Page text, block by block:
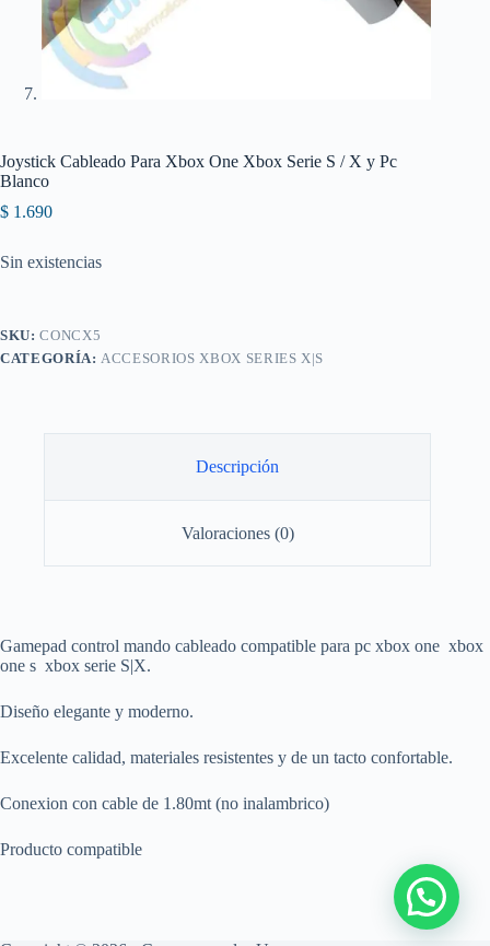
Joystick Cableado Para Xbox One Xbox Serie S / X y Pc
Blanco
$ 1.690
Sin existencias
SKU:CONCX5
CATEGORÍA:ACCESORIOS XBOX SERIES X|S
Descripción
Valoraciones (0)
Gamepad control mando cableado compatible para pc xbox one xbox
one s xbox serie S|X.
Diseño elegante y moderno.
Excelente calidad, materiales resistentes y de un tacto confortable.
Conexion con cable de 1.80mt (no inalambrico)
Producto compatible